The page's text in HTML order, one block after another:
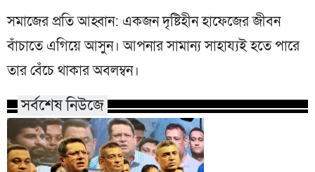
সমাজের প্রতি আহ্বান: একজন দৃষ্টিহীন হাফেজের জীবন
বাঁচাতে এগিয়ে আসুন। আপনার সামান্য সাহায্যই হতে পারে
তার বেঁচে থাকার অবলম্বন।
সর্বশেষ নিউজে